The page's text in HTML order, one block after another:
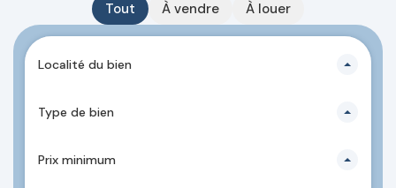
Tout À louer
À vendre
Localité du bien
Type de bien
Prix minimum